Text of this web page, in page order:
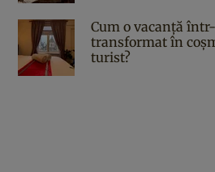
Cum o vacanță
transformat în
turist?